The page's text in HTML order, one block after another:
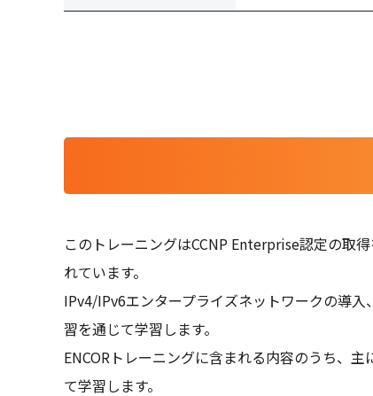
このトレーニングはCCNP Enterprise認定の取
れています。
IPv4/IPv6エンタープライズネットワークの導
習を通じて学習します。
ENCORトレーニングに含まれる内容のうち、
て学習します。